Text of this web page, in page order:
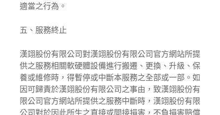
適當之行為。
五、服務終止
漢翊股份有限公司對漢翊股份有限公司官方網站所提
供之服務相關軟硬體設備進行搬遷、更換、升級、保
養或維修時，得暫停或中斷本服務之全部或一部。如
因可歸責於漢翊股份有限公司之事由，致漢翊股份有
限公司官方網站所提供之服務中斷時，漢翊股份有限
公司對於因此所生之直接或間接損害，不負損害賠償